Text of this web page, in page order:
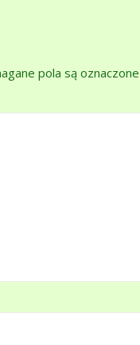
pola są oznaczone